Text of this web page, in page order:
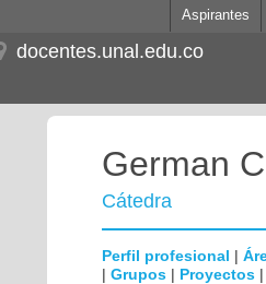
Aspirantes
docentes.unal.edu.co
German
Cátedra
Perfil profesional |
| Grupos | Proyectos